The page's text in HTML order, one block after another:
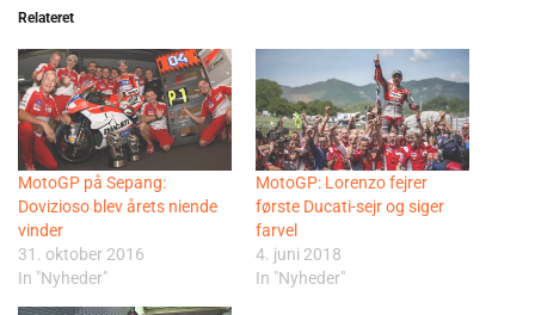
Relateret
MotoGP på Sepang:
Dovizioso blev årets niende
vinder
31. oktober 2016
In "Nyheder"
MotoGP: Lorenzo fejrer
første Ducati-sejr og siger
farvel
4. juni 2018
In "Nyheder"